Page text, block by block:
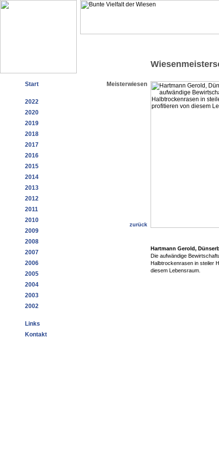
Start
2022
2020
2019
2018
2017
2016
2015
2014
2013
2012
2011
2010
2009
2008
2007
2006
2005
2004
2003
2002
Links
Kontakt
Meisterwiesen
zurück
Hartmann Gerold,
Die aufwändige
Halbtrockenrasen in steiler
diesem Lebensraum.